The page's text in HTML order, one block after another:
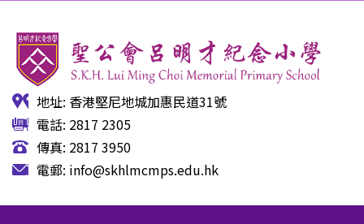
地址: 香港堅尼地城加惠民道31號
電話: 2817 2305
傳真: 2817 3950
電郵: info@skhlmcmps.edu.hk